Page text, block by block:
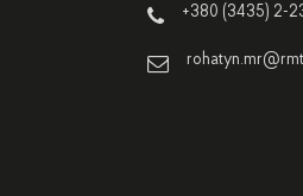
+380 (3435) 2-